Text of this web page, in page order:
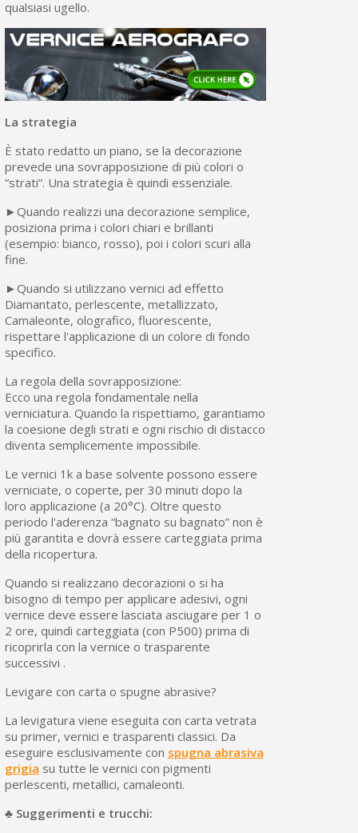
qualsiasi ugello.
La strategia
È stato redatto un piano, se la decorazione
prevede una sovrapposizione di più colori o
“strati”. Una strategia è quindi essenziale.
►Quando realizzi una decorazione semplice,
posiziona prima i colori chiari e brillanti
(esempio: bianco, rosso), poi i colori scuri alla
fine.
►Quando si utilizzano vernici ad effetto
Diamantato, perlescente, metallizzato,
Camaleonte, olografico, fluorescente,
rispettare l'applicazione di un colore di fondo
specifico.
La regola della sovrapposizione:
Ecco una regola fondamentale nella
verniciatura. Quando la rispettiamo, garantiamo
la coesione degli strati e ogni rischio di distacco
diventa semplicemente impossibile.
Le vernici 1k a base solvente possono essere
verniciate, o coperte, per 30 minuti dopo la
loro applicazione (a 20°C). Oltre questo
periodo l'aderenza “bagnato su bagnato” non è
più garantita e dovrà essere carteggiata prima
della ricopertura.
Quando si realizzano decorazioni o si ha
bisogno di tempo per applicare adesivi, ogni
vernice deve essere lasciata asciugare per 1 o
2 ore, quindi carteggiata (con P500) prima di
ricoprirla con la vernice o trasparente
successivi .
Levigare con carta o spugne abrasive?
La levigatura viene eseguita con carta vetrata
su primer, vernici e trasparenti classici. Da
eseguire esclusivamente con spugna abrasiva
grigia su tutte le vernici con pigmenti
perlescenti, metallici, camaleonti.
♣ Suggerimenti e trucchi: